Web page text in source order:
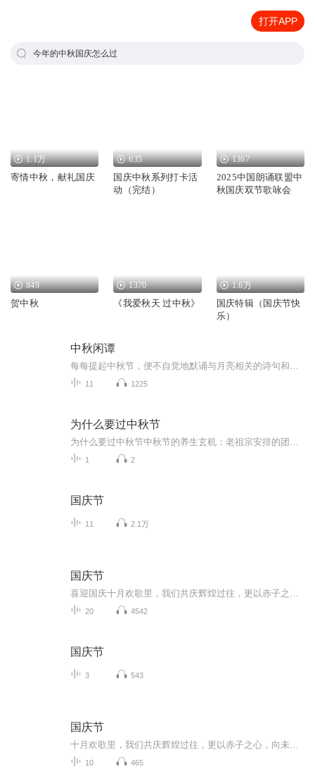
打开APP
今年的中秋国庆怎么过
1.1万
寄情中秋，献礼国庆
635
国庆中秋系列打卡活
动（完结）
1367
2025中国朗诵联盟中
秋国庆双节歌咏会
849
贺中秋
1370
《我爱秋天 过中秋》
1.6万
国庆特辑（国庆节快
乐）
中秋闲谭
11 1225
为什么要过中秋节
1 2
国庆节
11 2.1万
国庆节
20 4542
国庆节
3 543
国庆节
10 465